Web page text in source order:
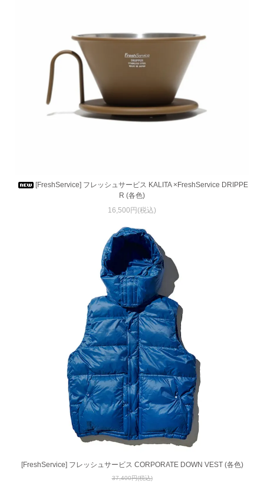
[FreshService] フレッシュサービス KALITA ×FreshService DRIPPE
R (各色)
16,500円(税込)
[FreshService] フレッシュサービス CORPORATE DOWN VEST (各色)
37,400円(税込)